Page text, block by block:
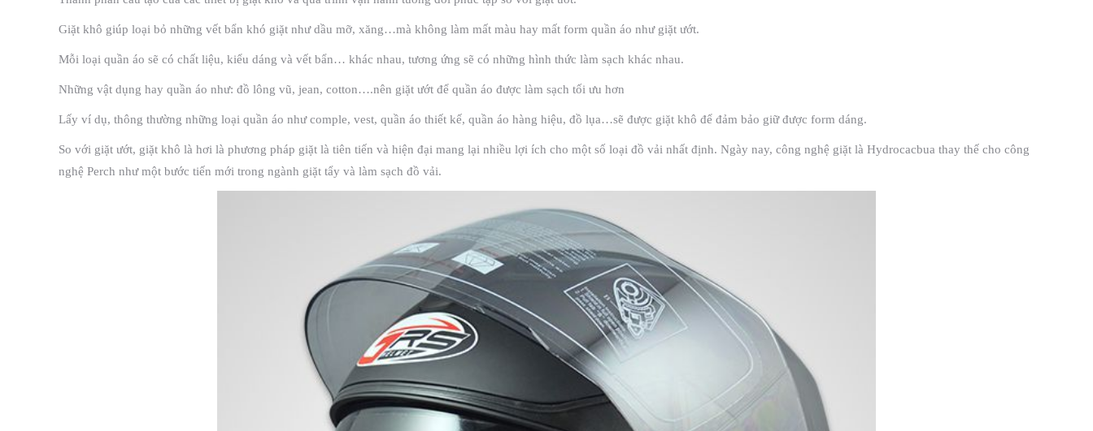
Giặt khô giúp loại bỏ những vết bẩn khó giặt như dầu mỡ, xăng…mà không làm mất màu hay mất form quần áo như giặt ướt.
Mỗi loại quần áo sẽ có chất liệu, kiểu dáng và vết bẩn… khác nhau, tương ứng sẽ có những hình thức làm sạch khác nhau.
Những vật dụng hay quần áo như: đồ lông vũ, jean, cotton….nên giặt ướt để quần áo được làm sạch tối ưu hơn
Lấy ví dụ, thông thường những loại quần áo như comple, vest, quần áo thiết kế, quần áo hàng hiệu, đồ lụa…sẽ được giặt khô để đảm bảo giữ được form dáng.
So với giặt ướt, giặt khô là hơi là phương pháp giặt là tiên tiến và hiện đại mang lại nhiều lợi ích cho một số loại đồ vải nhất định. Ngày nay, công nghệ giặt là Hydrocacbua thay thế cho công
nghệ Perch như một bước tiến mới trong ngành giặt tẩy và làm sạch đồ vải.